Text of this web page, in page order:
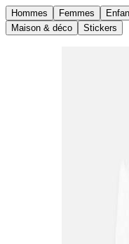
Hommes Femmes
Maison & déco
Stickers